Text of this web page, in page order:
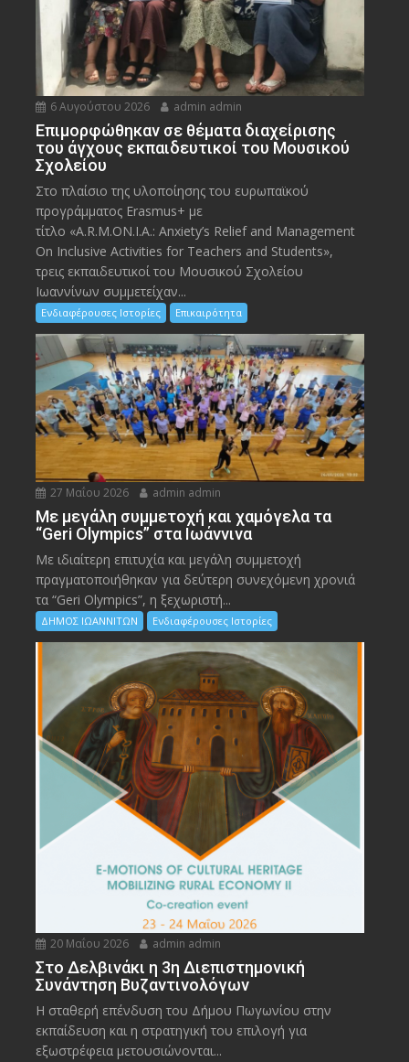
6 Αυγούστου 2026 admin admin
Eπιμορφώθηκαν σε θέματα διαχείρισης
του άγχους εκπαιδευτικοί του Μουσικού
Σχολείου
Στο πλαίσιο της υλοποίησης του ευρωπαϊκού
προγράμματος Erasmus+ με
τίτλο «A.R.M.ON.I.A.: Anxiety’s Relief and Management
On Inclusive Activities for Teachers and Students»,
τρεις εκπαιδευτικοί του Μουσικού Σχολείου
Ιωαννίνων συμμετείχαν...
Ενδιαφέρουσες Ιστορίες Επικαιρότητα
27 Μαΐου 2026 admin admin
Με μεγάλη συμμετοχή και χαμόγελα τα
“Geri Olympics” στα Ιωάννινα
Με ιδιαίτερη επιτυχία και μεγάλη συμμετοχή
πραγματοποιήθηκαν για δεύτερη συνεχόμενη χρονιά
τα “Geri Olympics”, η ξεχωριστή...
ΔΗΜΟΣ ΙΩΑΝΝΙΤΩΝ Ενδιαφέρουσες Ιστορίες
20 Μαΐου 2026 admin admin
Στο Δελβινάκι η 3η Διεπιστημονική
Συνάντηση Βυζαντινολόγων
Η σταθερή επένδυση του Δήμου Πωγωνίου στην
εκπαίδευση και η στρατηγική του επιλογή για
εξωστρέφεια μετουσιώνονται...